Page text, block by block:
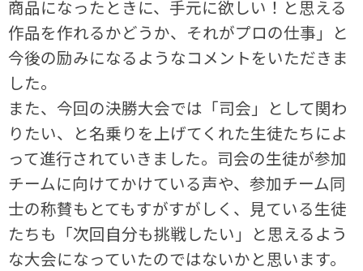
商品になったときに、手元に欲しい！と思える
作品を作れるかどうか、それがプロの仕事」と
今後の励みになるようなコメントをいただきま
した。
また、今回の決勝大会では「司会」として関わ
りたい、と名乗りを上げてくれた生徒たちによ
って進行されていきました。司会の生徒が参加
チームに向けてかけている声や、参加チーム同
士の称賛もとてもすがすがしく、見ている生徒
たちも「次回自分も挑戦したい」と思えるよう
な大会になっていたのではないかと思います。